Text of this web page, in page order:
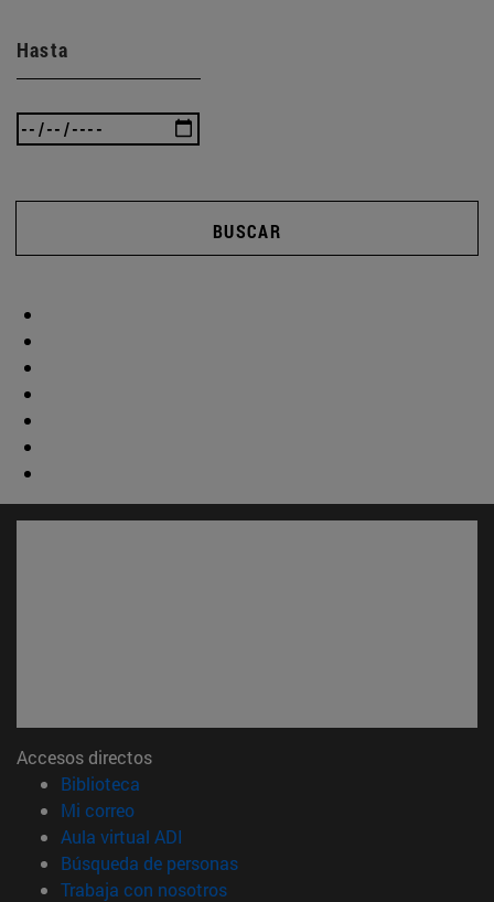
Hasta
BUSCAR
Accesos directos
Biblioteca
Mi correo(abre en nueva ventana)
Aula virtual ADI
Búsqueda de personas(abre en nueva ventana)
Trabaja con nosotros(abre en nueva ventana)